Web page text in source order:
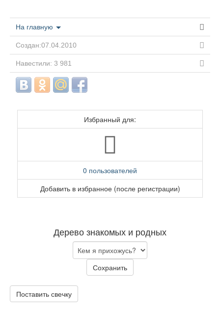
На главную
Создан:07.04.2010
Навестили: 3 981
Избранный для:
0 пользователей
Добавить в избранное (после регистрации)
Дерево знакомых и родных
Сохранить
Поставить свечку